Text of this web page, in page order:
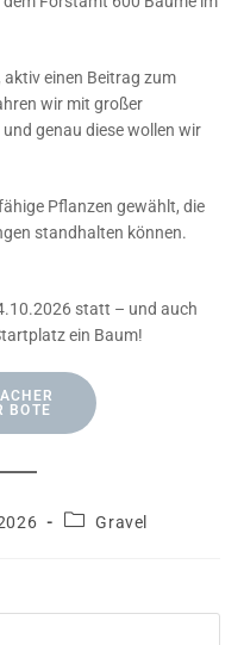
einen Beitrag zum
wir mit großer
genau diese wollen wir
Pflanzen gewählt, die
standhalten können.
statt – und auch
ein Baum!
BOTE
Beitrags-
Gravel